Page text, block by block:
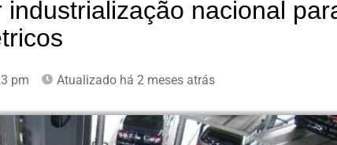
Mobilidade ElétricaFormação
nacional
pm Atualizado há 2 meses atrás